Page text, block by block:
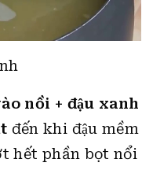
nồi + đậu xanh
đến khi đậu mềm
hết phần bọt nổi